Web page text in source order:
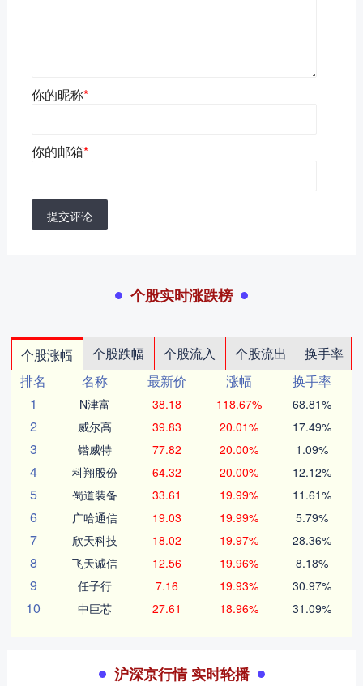
你的昵称*
你的邮箱*
提交评论
个股实时涨跌榜
个股涨幅 个股跌幅 个股流入 个股流出
换手率
排名
名称 最新价 涨幅
换手率
1
N津富 38.18 118.67% 68.81%
2 威尔高 39.83 20.01% 17.49%
3 锴威特 77.82 20.00% 1.09%
4 科翔股份 64.32 20.00% 12.12%
5 蜀道装备 33.61 19.99% 11.61%
6 广哈通信 19.03 19.99% 5.79%
7 欣天科技 18.02 19.97% 28.36%
8 飞天诚信 12.56 19.96% 8.18%
9 任子行 7.16 19.93% 30.97%
10 中巨芯 27.61 18.96% 31.09%
沪深京行情 实时轮播